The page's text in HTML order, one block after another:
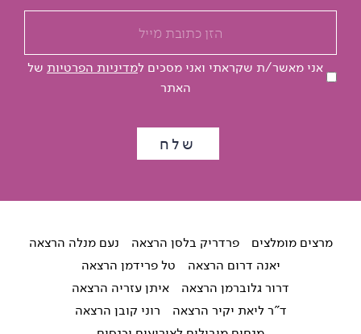
אני מאשר/ת שקראתי ואני מסכים למדיניות הפרטיות של
האתר
מרצים מומלצים פרדריק בלסן הרצאה
נעם מנלה הרצאה
יאנה דרום הרצאה
טל פרידמן הרצאה
דרור גלוברמן הרצאה
איתן עזריה הרצאה
ד"ר ליאת יקיר הרצאה
רוני קובן הרצאה